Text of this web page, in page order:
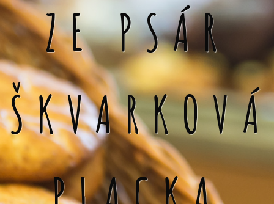
ZE PSÁR
ŠKVARKOVÁ